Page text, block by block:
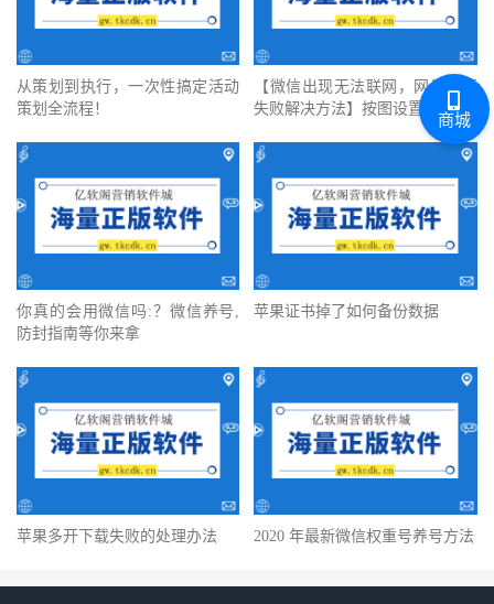
从策划到执行，一次性搞定活动
策划全流程！
【微信出现无法联网，网络连接
失败解决方法】按图设置一遍
你真的会用微信吗:？微信养号,
防封指南等你来拿
苹果证书掉了如何备份数据
苹果多开下载失败的处理办法 2020 年最新微信权重号养号方法
商城